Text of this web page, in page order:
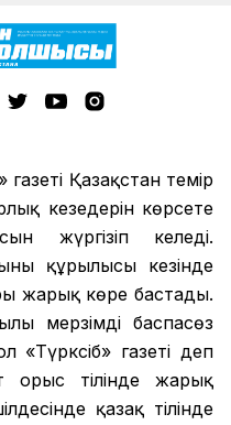
Қазақстан темір
кезеңдерін көрсете
жүргізіп келеді.
құрылысы кезінде
жарық көре бастады.
мерзімді баспасөз
«Түрксіб» газеті деп
орыс тілінде жарық
қазақ тілінде